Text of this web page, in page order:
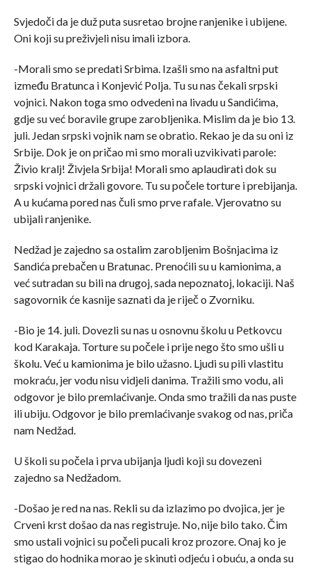
Svjedoči da je duž puta susretao brojne ranjenike i ubijene.
Oni koji su preživjeli nisu imali izbora.
-Morali smo se predati Srbima. Izašli smo na asfaltni put
između Bratunca i Konjević Polja. Tu su nas čekali srpski
vojnici. Nakon toga smo odvedeni na livadu u Sandićima,
gdje su već boravile grupe zarobljenika. Mislim da je bio 13.
juli. Jedan srpski vojnik nam se obratio. Rekao je da su oni iz
Srbije. Dok je on pričao mi smo morali uzvikivati parole:
Živio kralj! Živjela Srbija! Morali smo aplaudirati dok su
srpski vojnici držali govore. Tu su počele torture i prebijanja.
A u kućama pored nas čuli smo prve rafale. Vjerovatno su
ubijali ranjenike.
Nedžad je zajedno sa ostalim zarobljenim Bošnjacima iz
Sandića prebačen u Bratunac. Prenoćili su u kamionima, a
već sutradan su bili na drugoj, sada nepoznatoj, lokaciji. Naš
sagovornik će kasnije saznati da je riječ o Zvorniku.
-Bio je 14. juli. Dovezli su nas u osnovnu školu u Petkovcu
kod Karakaja. Torture su počele i prije nego što smo ušli u
školu. Već u kamionima je bilo užasno. Ljudi su pili vlastitu
mokraću, jer vodu nisu vidjeli danima. Tražili smo vodu, ali
odgovor je bilo premlaćivanje. Onda smo tražili da nas puste
ili ubiju. Odgovor je bilo premlaćivanje svakog od nas, priča
nam Nedžad.
U školi su počela i prva ubijanja ljudi koji su dovezeni
zajedno sa Nedžadom.
-Došao je red na nas. Rekli su da izlazimo po dvojica, jer je
Crveni krst došao da nas registruje. No, nije bilo tako. Čim
smo ustali vojnici su počeli pucali kroz prozore. Onaj ko je
stigao do hodnika morao je skinuti odjeću i obuću, a onda su